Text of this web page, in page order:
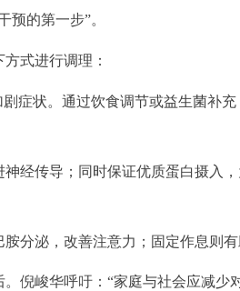
的第一步”。
式进行调理：
症状。通过饮食调节或益生菌补充
经传导；同时保证优质蛋白摄入
分泌，改善注意力；固定作息则有
倪峻华呼吁：“家庭与社会应减少对